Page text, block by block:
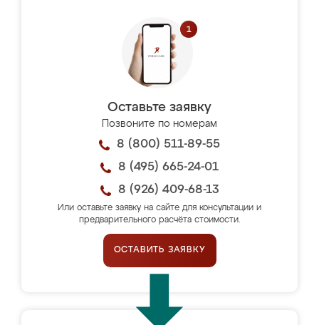
Оставьте заявку
Позвоните по номерам
8 (800) 511-89-55
8 (495) 665-24-01
8 (926) 409-68-13
Или оставьте заявку на сайте для консультации и
предварительного расчёта стоимости.
ОСТАВИТЬ ЗАЯВКУ